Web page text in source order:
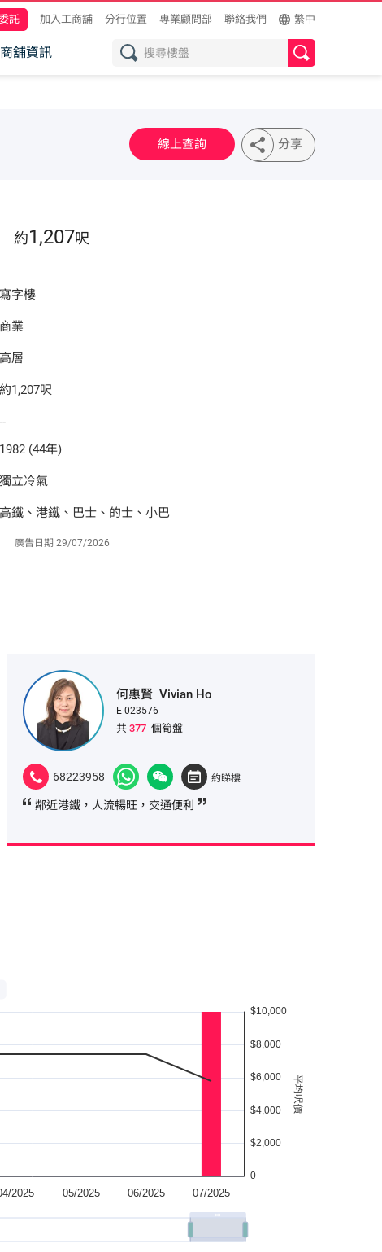
託 加入工商舖 分行位置 專業顧問部 聯絡我們 繁中
舖資訊
線上查詢 分享
約1,207呎
寫字樓
商業
高層
約1,207呎
--
1982 (44年)
獨立冷氣
高鐵、港鐵、巴士、的士、小巴
廣告日期 29/07/2026
何惠賢 Vivian Ho
E-023576
共 377 個筍盤
68223958 約睇樓
鄰近港鐵，人流暢旺，交通便利